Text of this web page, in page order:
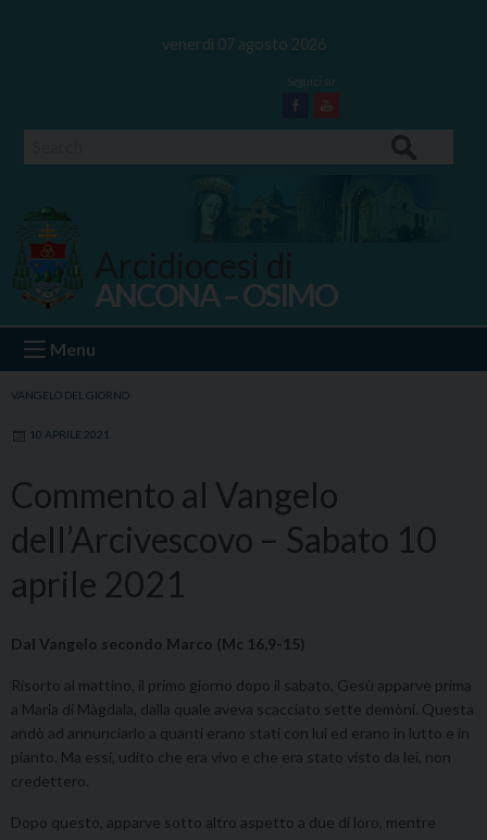
venerdì 07 agosto 2026
Facebook
Youtube
Ancona Osimo
ANCONA – OSIMO
Menu
VANGELO DEL GIORNO
10 APRILE 2021
Commento al Vangelo
dell’Arcivescovo – Sabato 10
aprile 2021
Dal Vangelo secondo Marco (Mc 16,9-15)
Risorto al mattino, il primo giorno dopo il sabato, Gesù apparve prima
a Maria di Màgdala, dalla quale aveva scacciato sette demòni. Questa
andò ad annunciarlo a quanti erano stati con lui ed erano in lutto e in
pianto. Ma essi, udito che era vivo e che era stato visto da lei, non
credettero.
Dopo questo, apparve sotto altro aspetto a due di loro, mentre